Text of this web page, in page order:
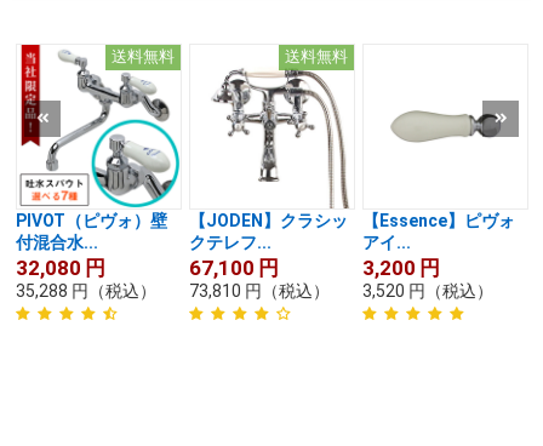
送料無料
PIVOT（ピヴォ）壁
付混合水...
32,080 円
35,288 円 （税込）
送料無料
【JODEN】クラシッ
クテレフ...
67,100 円
73,810 円 （税込）
【Essence】ピヴォ
アイ...
3,200 円
3,520 円 （税込）